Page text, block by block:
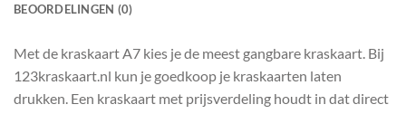
BEOORDELINGEN (0)
Met de kraskaart A7 kies je de meest gangbare kraskaart. Bij
123kraskaart.nl kun je goedkoop je kraskaarten laten
drukken. Een kraskaart met prijsverdeling houdt in dat direct